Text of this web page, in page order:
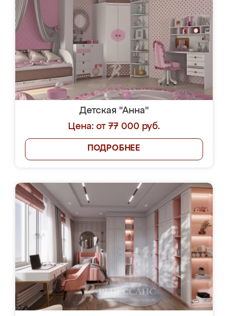
Детская "Анна"
Цена: от 77 000 руб.
ПОДРОБНЕЕ